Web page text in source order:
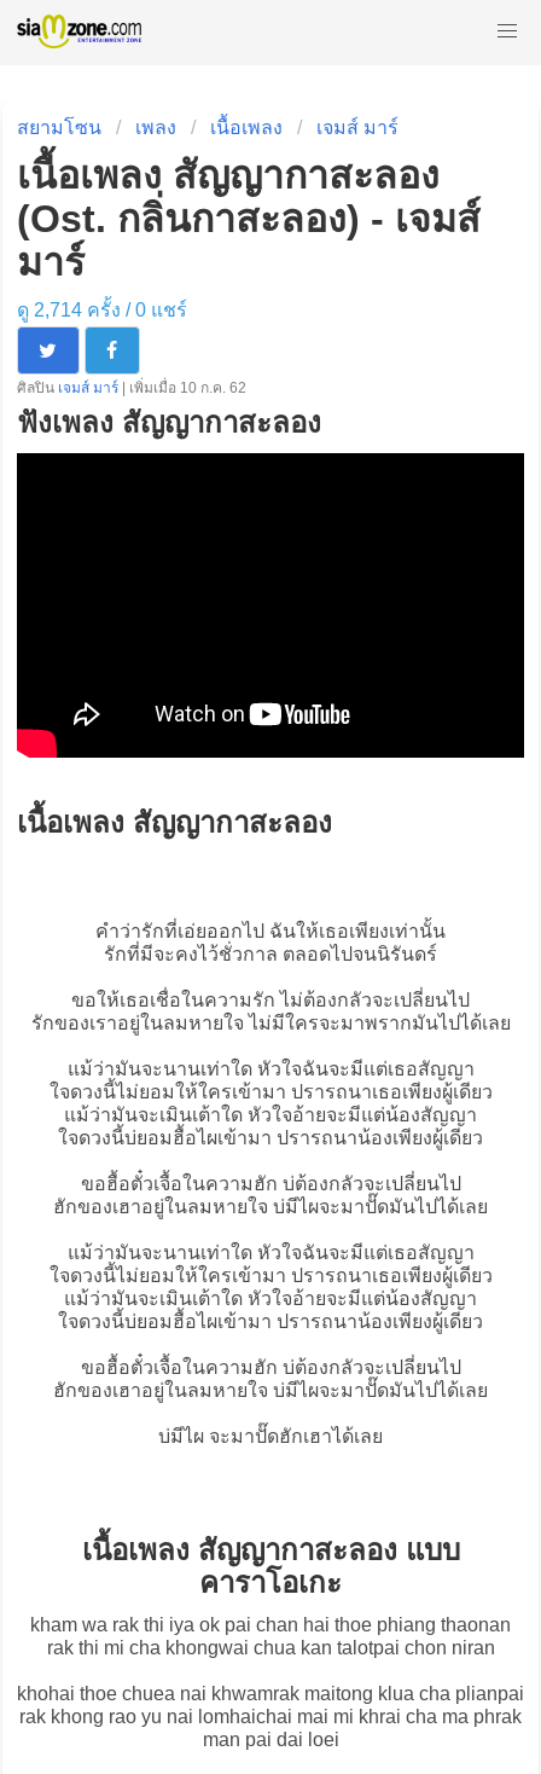
สยามโซน เพลง เนื้อเพลง เจมส์ มาร์
เนื้อเพลง สัญญากาสะลอง
(Ost. กลิ่นกาสะลอง) - เจมส์
มาร์
ดู 2,714 ครั้ง /0แชร์
ศิลปิน เจมส์ มาร์ | เพิ่มเมื่อ 10 ก.ค. 62
ฟังเพลง สัญญากาสะลอง
เนื้อเพลง สัญญากาสะลอง
คำว่ารักที่เอ่ยออกไป ฉันให้เธอเพียงเท่านั้น
รักที่มีจะคงไว้ชั่วกาล ตลอดไปจนนิรันดร์
ขอให้เธอเชื่อในความรัก ไม่ต้องกลัวจะเปลี่ยนไป
รักของเราอยู่ในลมหายใจ ไม่มีใครจะมาพรากมันไปได้เลย
แม้ว่ามันจะนานเท่าใด หัวใจฉันจะมีแต่เธอสัญญา
ใจดวงนี้ไม่ยอมให้ใครเข้ามา ปรารถนาเธอเพียงผู้เดียว
แม้ว่ามันจะเมินเต้าใด หัวใจอ้ายจะมีแต่น้องสัญญา
ใจดวงนี้บ่ยอมฮื้อไผเข้ามา ปรารถนาน้องเพียงผู้เดียว
ขอฮื้อตั๋วเจื้อในความฮัก บ่ต้องกลัวจะเปลี่ยนไป
ฮักของเฮาอยู่ในลมหายใจ บ่มีไผจะมาปั๊ดมันไปได้เลย
แม้ว่ามันจะนานเท่าใด หัวใจฉันจะมีแต่เธอสัญญา
ใจดวงนี้ไม่ยอมให้ใครเข้ามา ปรารถนาเธอเพียงผู้เดียว
แม้ว่ามันจะเมินเต้าใด หัวใจอ้ายจะมีแต่น้องสัญญา
ใจดวงนี้บ่ยอมฮื้อไผเข้ามา ปรารถนาน้องเพียงผู้เดียว
ขอฮื้อตั๋วเจื้อในความฮัก บ่ต้องกลัวจะเปลี่ยนไป
ฮักของเฮาอยู่ในลมหายใจ บ่มีไผจะมาปั๊ดมันไปได้เลย
บ่มีไผ จะมาปั๊ดฮักเฮาได้เลย
เนื้อเพลง สัญญากาสะลอง แบบ
คาราโอเกะ
kham wa rak thi iya ok pai chan hai thoe phiang thaonan
rak thi mi cha khongwai chua kan talotpai chon niran
khohai thoe chuea nai khwamrak maitong klua cha plianpai
rak khong rao yu nai lomhaichai mai mi khrai cha ma phrak
man pai dai loei